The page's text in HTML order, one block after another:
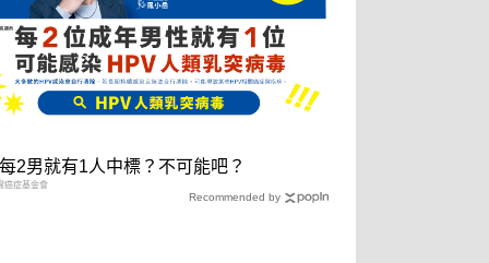
2男就有1人中標？不可能吧？
癌症基金會
Recommended by